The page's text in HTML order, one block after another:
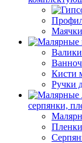
Валики
Кисти
Ручки
серпянки,